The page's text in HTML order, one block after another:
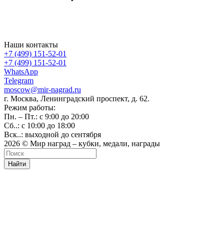
Наши контакты
+7 (499) 151-52-01
+7 (499) 151-52-01
WhatsApp
Telegram
moscow@mir-nagrad.ru
г. Москва, Ленинградский проспект, д. 62.
Режим работы:
Пн. – Пт.: с 9:00 до 20:00
Сб..: с 10:00 до 18:00
Вск..: выходной до сентября
2026 © Мир наград – кубки, медали, награды
Найти